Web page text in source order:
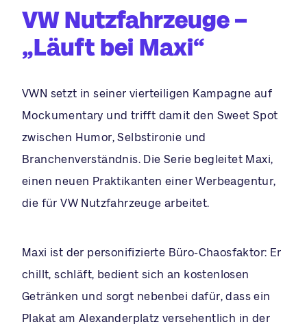
VW Nutzfahrzeuge –
„Läuft bei Maxi“
VWN setzt in seiner vierteiligen Kampagne auf
Mockumentary und trifft damit den Sweet Spot
zwischen Humor, Selbstironie und
Branchenverständnis. Die Serie begleitet Maxi,
einen neuen Praktikanten einer Werbeagentur,
die für VW Nutzfahrzeuge arbeitet.
Maxi ist der personifizierte Büro-Chaosfaktor: Er
chillt, schläft, bedient sich an kostenlosen
Getränken und sorgt nebenbei dafür, dass ein
Plakat am Alexanderplatz versehentlich in der